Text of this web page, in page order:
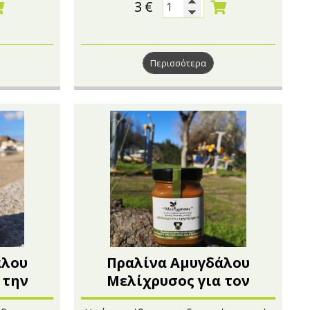
3 €
Περισσότερα
Πραλίνα Αμυγδάλου
Μελίχρυσος για τον
αθλούμενο και εργαζόμενο